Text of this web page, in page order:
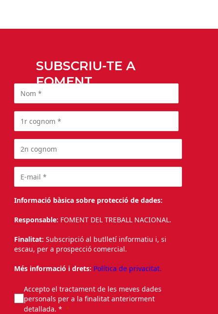
SUBSCRIU-TE A
FOMENT
Informació bàsica sobre protecció de dades:
Responsable: FOMENT DEL TREBALL NACIONAL.
Finalitat: Subscripció al butlletí informatiu i, si
escau, per a prospecció comercial.
Més informació i drets: Política de privacitat.
Accepto el tractament de les meves dades
personals per a la finalitat anteriorment
detallada. *